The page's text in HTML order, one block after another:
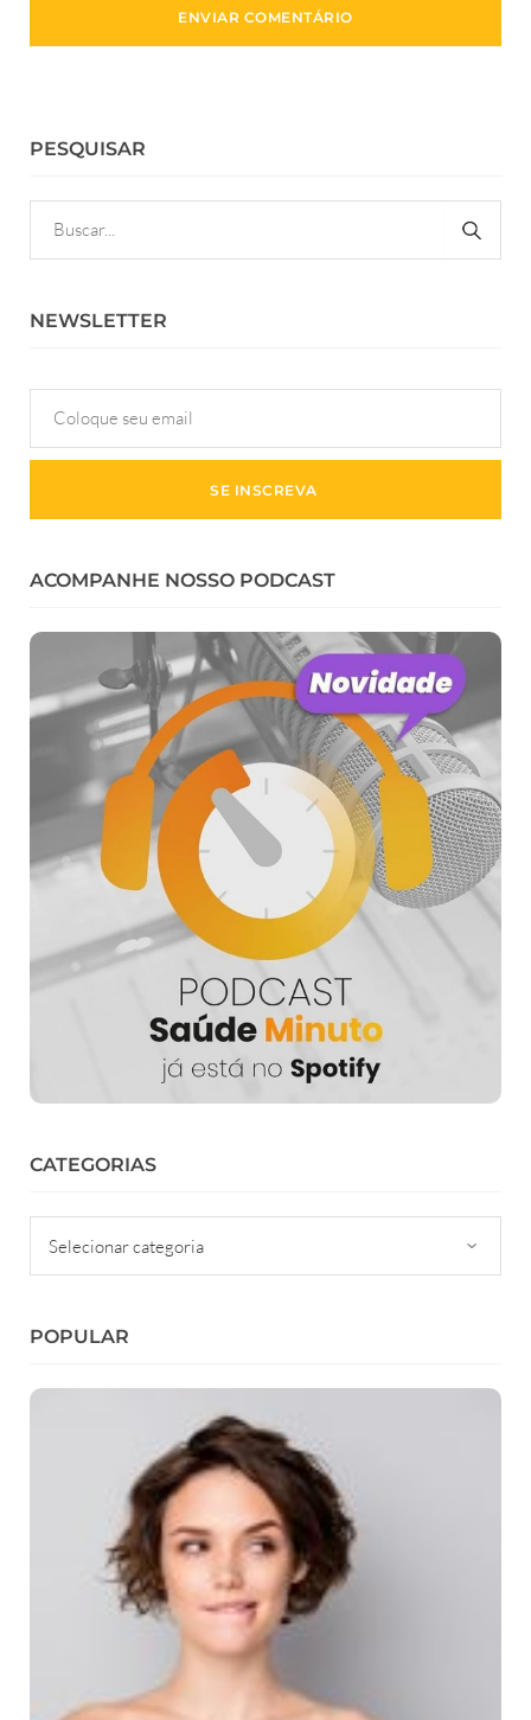
PESQUISAR
NEWSLETTER
ACOMPANHE NOSSO PODCAST
CATEGORIAS
POPULAR